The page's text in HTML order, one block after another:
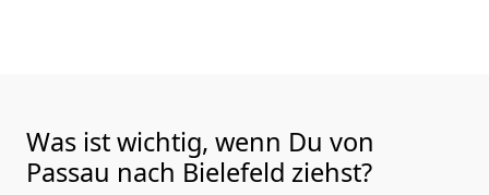
Was ist wichtig, wenn Du von
Passau nach Bielefeld ziehst?